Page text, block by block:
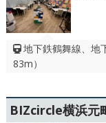
地下鉄鶴舞線、地
83m）
BIZcircle横浜元